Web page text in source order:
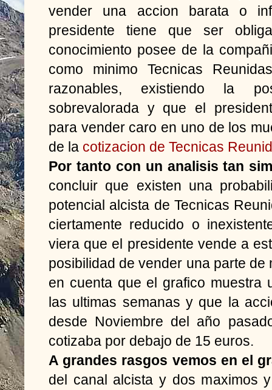
vender una accion barata o
presidente tiene que ser
conocimiento posee de la
como minimo Tecnicas
razonables, existiendo la
sobrevalorada y que el
para vender caro en uno de los
de la cotizacion de Tecnicas
Por tanto con un analisis tan
concluir que existen una
potencial alcista de Tecnicas
ciertamente reducido o
viera que el presidente vende a
posibilidad de vender una parte
en cuenta que el grafico muestra
las ultimas semanas y que la
desde Noviembre del año
cotizaba por debajo de 15 euros.
A grandes rasgos vemos en el
del canal alcista y dos maximos